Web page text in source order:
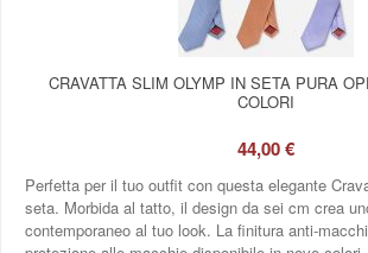
CRAVATTA SLIM OLYMP IN SETA PURA
COLORI
44,00 €
Perfetta per il tuo outfit con questa elegante
seta. Morbida al tatto, il design da sei cm crea
contemporaneo al tuo look. La finitura anti-